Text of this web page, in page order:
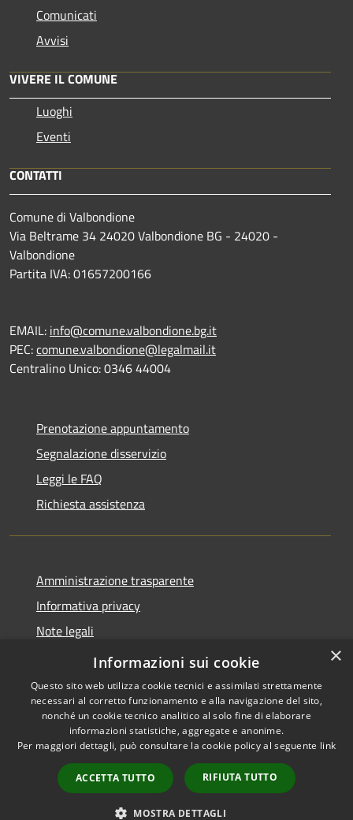
Comunicati
Avvisi
VIVERE IL COMUNE
Luoghi
Eventi
CONTATTI
Comune di Valbondione
Via Beltrame 34 24020 Valbondione BG - 24020 -
Valbondione
Partita IVA: 01657200166
EMAIL: info@comune.valbondione.bg.it
PEC:comune.valbondione@legalmail.it
Centralino Unico: 0346 44004
Prenotazione appuntamento
Segnalazione disservizio
Leggi le FAQ
Richiesta assistenza
Amministrazione trasparente
Informativa privacy
Note legali
Dichiarazione di accessibilità
Accessibilità
Copyright © 2026 • Comune di
Valbondione • Powered by
Municipium•
Accesso
redazione
×
Informazioni sui cookie
Questo sito web utilizza cookie tecnici e assimilati strettamente
necessari al corretto funzionamento e alla navigazione del sito,
nonché un cookie tecnico analitico al solo fine di elaborare
informazioni statistiche, aggregate e anonime.
Per maggiori dettagli, può consultare la cookie policy al seguente link
ACCETTA TUTTO RIFIUTA TUTTO
MOSTRA DETTAGLI